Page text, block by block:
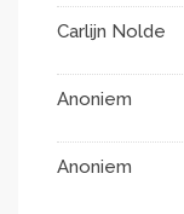
Carlijn Nolde
Anoniem
Anoniem